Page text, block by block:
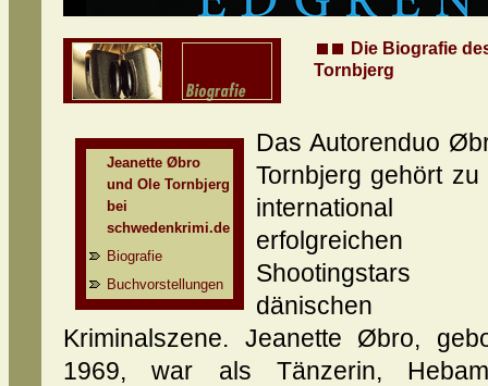
Die Biografie
Tornbjerg
Jeanette Øbro
und Ole Tornbjerg
bei
schwedenkrimi.de
Biografie
Buchvorstellungen
Das Autorenduo
Tornbjerg gehört zu
international
erfolgreichen
Shootingstars
dänischen
Kriminalszene. Jeanette Øbro,
1969, war als Tänzerin,